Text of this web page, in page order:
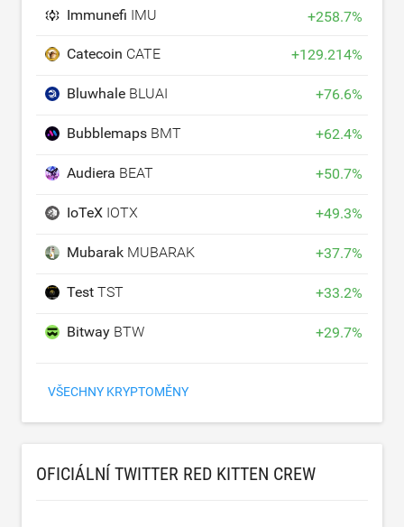
Immunefi IMU +258.7%
Catecoin CATE +129.214%
Bluwhale BLUAI +76.6%
Bubblemaps BMT +62.4%
Audiera BEAT +50.7%
IoTeX IOTX +49.3%
Mubarak MUBARAK +37.7%
Test TST +33.2%
Bitway BTW +29.7%
VŠECHNY KRYPTOMĚNY
OFICIÁLNÍ TWITTER RED KITTEN CREW